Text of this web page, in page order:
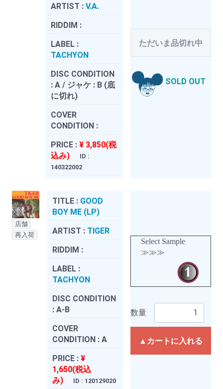
ARTIST : V.A.
RIDDIM :
LABEL :
TACHYON
DISC CONDITION
: A / ジャケ : B (底
に切れ)
COVER
CONDITION :
PRICE : ¥ 3,850(税
込み)
ID :
140322002
ただいま品切れ中
SOLD OUT
店舗
再入荷
TITLE : GOOD
BOY ME (LP)
ARTIST : TIGER
RIDDIM :
LABEL :
TACHYON
DISC CONDITION
: A-B
COVER
CONDITION : A
PRICE : ¥
1,650(税込
み)
ID : 120129020
Select Sample
≫≫≫
数量
▲カートに入れる